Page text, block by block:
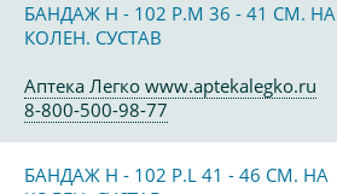
БАНДАЖ Н - 102 Р.М 36 - 41 СМ. НА
КОЛЕН. СУСТАВ
Аптека Легко www.aptekalegko.ru
8-800-500-98-77
БАНДАЖ Н - 102 Р.L 41 - 46 СМ. НА